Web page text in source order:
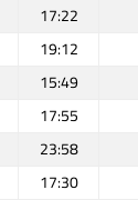
17:22
19:12
15:49
17:55
23:58
17:30